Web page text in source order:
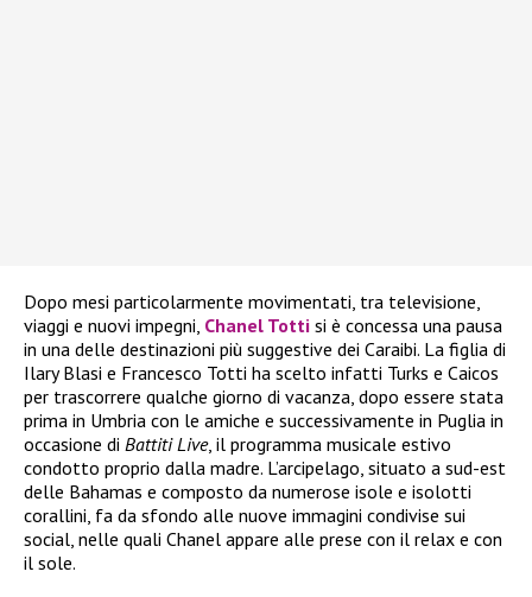
Dopo mesi particolarmente movimentati, tra televisione,
viaggi e nuovi impegni, Chanel Totti si è concessa una pausa
in una delle destinazioni più suggestive dei Caraibi. La figlia di
Ilary Blasi e Francesco Totti ha scelto infatti Turks e Caicos
per trascorrere qualche giorno di vacanza, dopo essere stata
prima in Umbria con le amiche e successivamente in Puglia in
occasione di Battiti Live, il programma musicale estivo
condotto proprio dalla madre. L’arcipelago, situato a sud-est
delle Bahamas e composto da numerose isole e isolotti
corallini, fa da sfondo alle nuove immagini condivise sui
social, nelle quali Chanel appare alle prese con il relax e con
il sole.